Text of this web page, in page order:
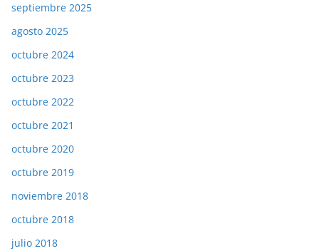
septiembre 2025
agosto 2025
octubre 2024
octubre 2023
octubre 2022
octubre 2021
octubre 2020
octubre 2019
noviembre 2018
octubre 2018
julio 2018